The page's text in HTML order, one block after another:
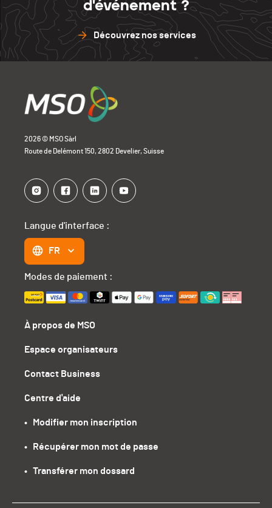
d'événement ?
Découvrez nos services
2026 © MSO Sàrl
Route de Delémont 150, 2802 Develier, Suisse
À propos de MSO
Espace organisateurs
Contact Business
Centre d'aide
•   Modifier mon inscription
•   Récupérer mon mot de passe
•   Transférer mon dossard
Langue d'interface :
FR
Modes de paiement :